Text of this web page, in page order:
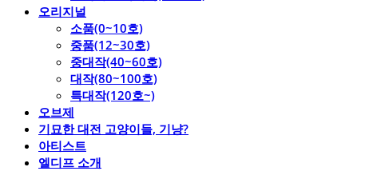
오리지널
소품(0~10호)
중품(12~30호)
중대작(40~60호)
대작(80~100호)
특대작(120호~)
오브제
기묘한 대전 고양이들, 기냥?
아티스트
엘디프 소개